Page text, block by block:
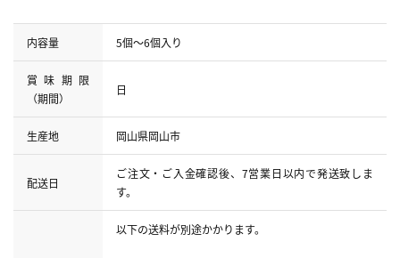
内容量 5個～6個入り
賞味期限
（期間）
日
生産地 岡山県岡山市
配送日
ご注文・ご入金確認後、7営業日以内で発送致しま
す。
以下の送料が別途かかります。